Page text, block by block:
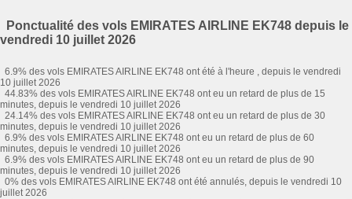
Ponctualité des vols EMIRATES AIRLINE EK748 depuis le
vendredi 10 juillet 2026
6.9% des vols EMIRATES AIRLINE EK748 ont été à l'heure , depuis le vendredi
10 juillet 2026
44.83% des vols EMIRATES AIRLINE EK748 ont eu un retard de plus de 15
minutes, depuis le vendredi 10 juillet 2026
24.14% des vols EMIRATES AIRLINE EK748 ont eu un retard de plus de 30
minutes, depuis le vendredi 10 juillet 2026
6.9% des vols EMIRATES AIRLINE EK748 ont eu un retard de plus de 60
minutes, depuis le vendredi 10 juillet 2026
6.9% des vols EMIRATES AIRLINE EK748 ont eu un retard de plus de 90
minutes, depuis le vendredi 10 juillet 2026
0% des vols EMIRATES AIRLINE EK748 ont été annulés, depuis le vendredi 10
juillet 2026